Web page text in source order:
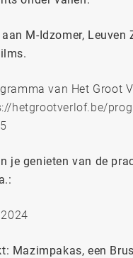
M-Idzomer, Leuven
van Het Groot
hetgrootverlof.be/
je genieten van de
Mazimpakas, een